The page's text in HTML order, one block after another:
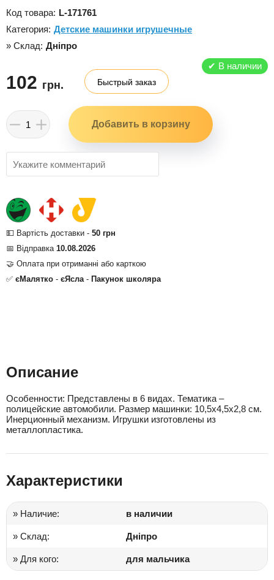
Код товара: L-171761
Категория: Детские машинки игрушечные
» Склад: Дніпро
✔ В наличии
102 грн. Быстрый заказ
💵 Вартість доставки - 50 грн
📅 Відправка 10.08.2026
🤝 Оплата при отриманні або карткою
✅ єМалятко - єЯсла- Пакунок школяра
Описание
Особенности: Представлены в 6 видах. Тематика –
полицейские автомобили. Размер машинки: 10,5х4,5х2,8 см.
Инерционный механизм. Игрушки изготовлены из
металлопластика.
Характеристики
» Наличие: в наличии
» Склад: Дніпро
» Для кого: для мальчика